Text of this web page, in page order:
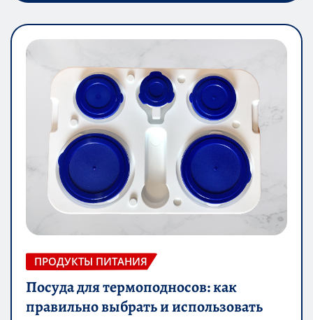
ПРОДУКТЫ ПИТАНИЯ
Посуда для термоподносов: как
правильно выбрать и использовать